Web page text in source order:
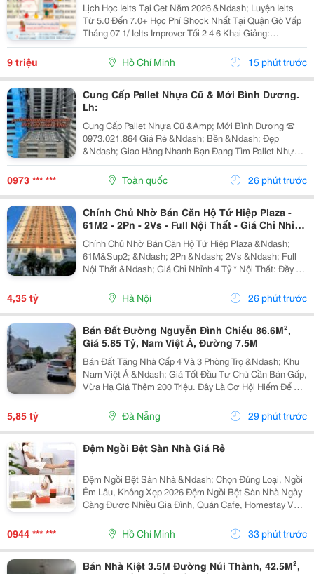
Lịch Học Ielts Tại Cet Năm 2026 &Ndash; Luyện Ielts
Từ 5.0 Đến 7.0+ Học Phí Shock Nhất Tại Quận Gò Vấp
Tháng 07 1/ Ielts Improver Tối 2 4 6 Khai Giảng:
13/07/2026 Khung Giờ: 18:00 Đến 21:00 Học Phí Ưu Đãi
5% Khi Đăng Ký 2/ Ielts...
9 triệu Hồ Chí Minh 15 phút trước
Cung Cấp Pallet Nhựa Cũ & Mới Bình Dương.
Lh:
Cung Cấp Pallet Nhựa Cũ &Amp; Mới Bình Dương ☎️
0973.021.864 Giá Rẻ &Ndash; Bền &Ndash; Đẹp
&Ndash; Giao Hàng Nhanh Bạn Đang Tìm Pallet Nhựa
Bình Dương Chất Lượng Với Mức Giá Hợp Lý? Cần
Pallet Nhựa Cho Kho Hàng, Nhà Xưởng, Vận Chuyển
Hoặc Xuất...
0973 *** *** Toàn quốc 26 phút trước
Chính Chủ Nhờ Bán Căn Hộ Tứ Hiệp Plaza -
61M2 - 2Pn - 2Vs - Full Nội Thất - Giá Chỉ Nhỉnh
4 Tỷ
Chính Chủ Nhờ Bán Căn Hộ Tứ Hiệp Plaza &Ndash;
61M&Sup2; &Ndash; 2Pn &Ndash; 2Vs &Ndash; Full
Nội Thất &Ndash; Giá Chỉ Nhỉnh 4 Tỷ * Nội Thất: Đầy Đủ
Điều Hòa, Giường, Tủ Lạnh Và Các Trang Thiết Bị Cần
Thiết. - Hướng Cửa: Đông Nam. - Ban Công:...
4,35 tỷ Hà Nội 26 phút trước
Bán Đất Đường Nguyễn Đình Chiểu 86.6M²,
Giá 5.85 Tỷ, Nam Việt Á, Đường 7.5M
Bán Đất Tặng Nhà Cấp 4 Và 3 Phòng Trọ &Ndash; Khu
Nam Việt Á &Ndash; Giá Tốt Đầu Tư Chủ Cần Bán Gấp,
Vừa Hạ Giá Thêm 200 Triệu. Đây Là Cơ Hội Hiếm Để Sở
Hữu Lô Đất Đẹp Tại Đường Nguyễn Đình Chiểu, Khu
Nam Việt Á &Ndash; Một Trong Những Khu Vực Có...
5,85 tỷ Đà Nẵng 29 phút trước
Đệm Ngồi Bệt Sàn Nhà Giá Rẻ
Đệm Ngồi Bệt Sàn Nhà &Ndash; Chọn Đúng Loại, Ngồi
Êm Lâu, Không Xẹp 2026 Đệm Ngồi Bệt Sàn Nhà Ngày
Càng Được Nhiều Gia Đình, Quán Cafe, Homestay Và
Không Gian Thư Giãn Lựa Chọn Nhờ Sự Tiện Lợi, Gọn
Gàng Và Tạo Cảm Giác Ngồi Thoải Mái. Tuy Nhiên Để...
0944 *** *** Hồ Chí Minh 33 phút trước
Bán Nhà Kiệt 3.5M Đường Núi Thành, 42.5M²,